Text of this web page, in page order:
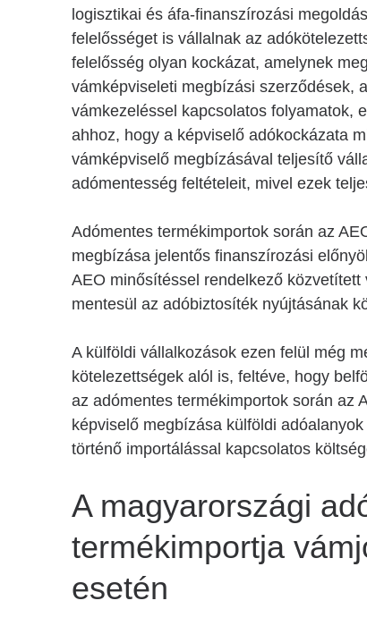
logisztikai és áfa-finanszírozási
felelősséget is vállalnak az
felelősség olyan kockázat, amelynek
vámképviseleti megbízási szerződések,
vámkezeléssel kapcsolatos folyamatok,
ahhoz, hogy a képviselő adókockázata
vámképviselő megbízásával teljesítő
adómentesség feltételeit, mivel ezek
Adómentes termékimportok során az
megbízása jelentős finanszírozási
AEO minősítéssel rendelkező
mentesül az adóbiztosíték nyújtásának
A külföldi vállalkozások ezen felül még
kötelezettségek alól is, feltéve, hogy
az adómentes termékimportok során az
képviselő megbízása külföldi
történő importálással kapcsolatos
A magyarországi
termékimportja
esetén